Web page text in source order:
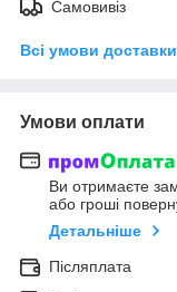
Самовивіз
Всі умови доставки
Умови оплати
Ви отримаєте
або гроші
Детальніше
Післяплата